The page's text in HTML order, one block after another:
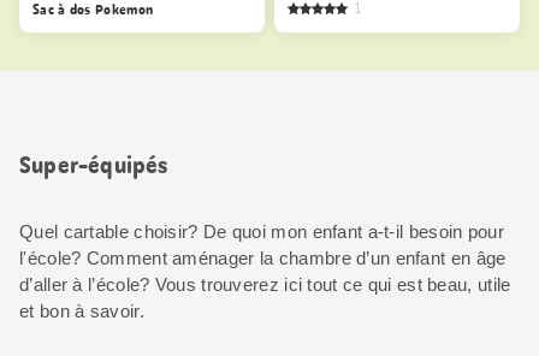
Sac à dos Pokemon 1
Super-équipés
Quel cartable choisir? De quoi mon enfant a-t-il besoin pour
l'école? Comment aménager la chambre d’un enfant en âge
d’aller à l’école? Vous trouverez ici tout ce qui est beau, utile
et bon à savoir.